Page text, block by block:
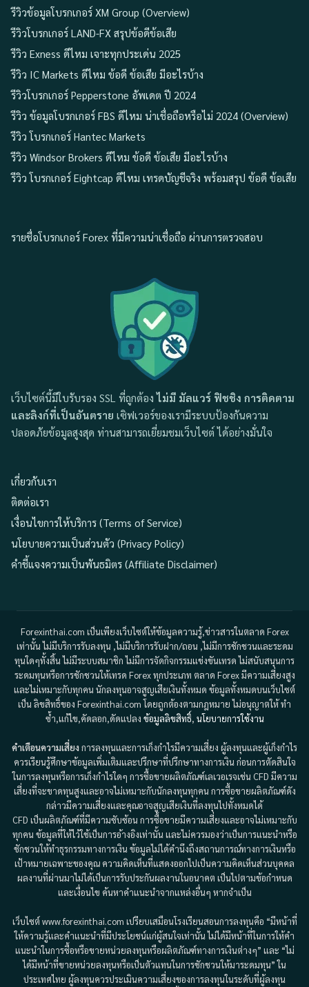
รีวิวข้อมูลโบรกเกอร์ XM Group (Overview)
รีวิวโบรกเกอร์ LAND-FX สรุปข้อดีข้อเสีย
รีวิว Exness ดีไหม เจาะทุกประเด่น 2025
รีวิว IC Markets ดีไหม ข้อดี ข้อเสีย มีอะไรบ้าง
รีวิวโบรกเกอร์ Pepperstone อัพเดต ปี 2024
รีวิว ข้อมูลโบรกเกอร์ FBS ดีไหม น่าเชื่อถือหรือไม่ 2024 (Overview)
รีวิว โบรกเกอร์ Hantec Markets
รีวิว Windsor Brokers ดีไหม ข้อดี ข้อเสีย มีอะไรบ้าง
รีวิว โบรกเกอร์ Eightcap ดีไหม เทรดบัญชีจริง พร้อมสรุป ข้อดี ข้อเสีย
รายชื่อโบรกเกอร์ Forex ที่มีความน่าเชื่อถือ ผ่านการตรวจสอบ
เว็บไซต์นี้มีใบรับรอง SSL ที่ถูกต้องไม่มี มัลแวร์ ฟิชชิง การติดตาม
และลิงก์ที่เป็นอันตราย เซิฟเวอร์ของเรามีระบบป้องกันความ
ปลอดภัยข้อมูลสูงสุด ท่านสามารถเยี่ยมชมเว็บไซต์ ได้อย่างมั่นใจ
เกี่ยวกับเรา
ติดต่อเรา
เงื่อนไขการให้บริการ (Terms of Service)
นโยบายความเป็นส่วนตัว (Privacy Policy)
คำชี้แจงความเป็นพันธมิตร (Affiliate Disclaimer)
Forexinthai.com เป็นเพียงเว็บไซต์ให้ข้อมูลความรู้,ข่าวสารในตลาด Forex
เท่านั้น ไม่มีบริการรับลงทุน ,ไม่มีบริการรับฝาก/ถอน ,ไม่มีการชักชวนและระดม
ทุนใดๆทั้งสิ้น ไม่มีระบบสมาชิก ไม่มีการจัดกิจกรรมแข่งขันเทรด ไม่สนับสนุนการ
ระดมทุนหรือการชักชวนให้เทรด Forex ทุกประเภท ตลาด Forex มีความเสี่ยงสูง
และไม่เหมาะกับทุกคน นักลงทุนอาจสูญเสียเงินทั้งหมด ข้อมูลทั้งหมดบนเว็บไซต์
เป็น ลิขสิทธิ์ของ Forexinthai.com โดยถูกต้องตามกฎหมาย ไม่อนุญาตให้ ทำ
ซ้ำ,แก้ไข,คัดลอก,ดัดแปลง ข้อมูลลิขสิทธิ์, นโยบายการใช้งาน
คำเตือนความเสี่ยงการลงทุนและการเก็งกำไรมีความเสี่ยง ผู้ลงทุนและผู้เก็งกำไร
ควรเรียนรู้ศึกษาข้อมูลเพิ่มเติมและปรึกษาที่ปรึกษาทางการเงิน ก่อนการตัดสินใจ
ในการลงทุนหรือการเก็งกำไรใดๆ การซื้อขายผลิตภัณฑ์เลเวอเรจเช่น CFD มีความ
เสี่ยงที่จะขาดทุนสูงและอาจไม่เหมาะกับนักลงทุนทุกคน การซื้อขายผลิตภัณฑ์ดัง
กล่าวมีความเสี่ยงและคุณอาจสูญเสียเงินที่ลงทุนไปทั้งหมดได้
CFD เป็นผลิตภัณฑ์ที่มีความซับซ้อน การซื้อขายมีความเสี่ยงและอาจไม่เหมาะกับ
ทุกคน ข้อมูลที่ให้ไว้ใช้เป็นการอ้างอิงเท่านั้น และไม่ควรมองว่าเป็นการแนะนำหรือ
ชักชวนให้ทำธุรกรรมทางการเงิน ข้อมูลไม่ได้คำนึงถึงสถานการณ์ทางการเงินหรือ
เป้าหมายเฉพาะของคุณ ความคิดเห็นที่แสดงออกไปเป็นความคิดเห็นส่วนบุคคล
ผลงานที่ผ่านมาไม่ได้เป็นการรับประกันผลงานในอนาคต เป็นไปตามข้อกำหนด
และเงื่อนไข ค้นหาคำแนะนำจากแหล่งอื่นๆ หากจำเป็น
เว็บไซต์ www.forexinthai.com เปรียบเสมือนโรงเรียนสอนการลงทุนคือ “มีหน้าที่
ให้ความรู้และคำแนะนำที่มีประโยชน์แก่ผู้สนใจเท่านั้น ไม่ได้มีหน้าที่ในการให้คำ
แนะนำในการซื้อหรือขายหน่วยลงทุนหรือผลิตภัณฑ์ทางการเงินต่างๆ” และ “ไม่
ได้มีหน้าที่ขายหน่วยลงทุนหรือเป็นตัวแทนในการชักชวนให้มาระดมทุน” ใน
ประเทศไทย ผู้ลงทุนควรประเมินความเสี่ยงของการลงทุนในระดับที่ผู้ลงทุน